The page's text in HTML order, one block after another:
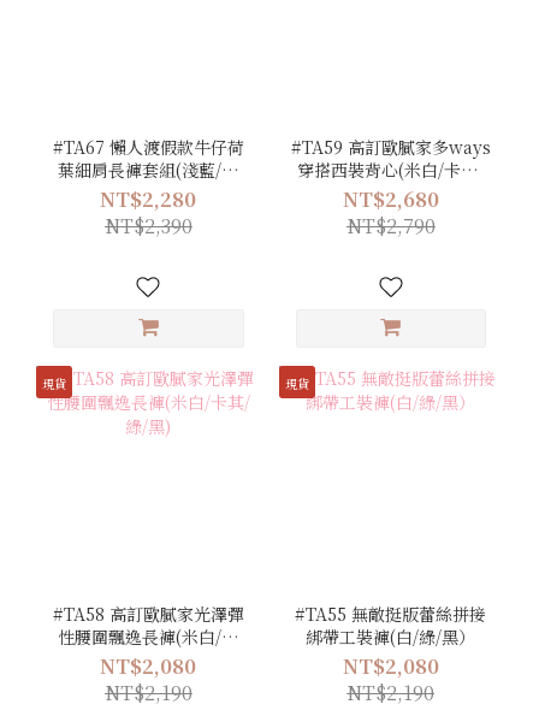
#TA67 懶人渡假款牛仔荷
葉細肩長褲套組(淺藍/深
藍)
NT$2,280
NT$2,390
#TA59 高訂歐膩家多ways
穿搭西裝背心(米白/卡其/
黑)
NT$2,680
NT$2,790
現貨
#TA58 高訂歐膩家光澤彈
性腰圍飄逸長褲(米白/卡
其/綠/黑)
NT$2,080
NT$2,190
現貨
#TA55 無敵挺版蕾絲拼接
綁帶工裝褲(白/綠/黑）
NT$2,080
NT$2,190